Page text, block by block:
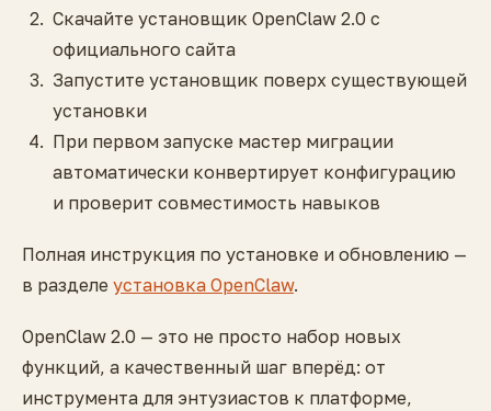
Скачайте установщик OpenClaw 2.0 с
официального сайта
Запустите установщик поверх существующей
установки
При первом запуске мастер миграции
автоматически конвертирует конфигурацию
и проверит совместимость навыков
Полная инструкция по установке и обновлению —
в разделе установка OpenClaw.
OpenClaw 2.0 — это не просто набор новых
функций, а качественный шаг вперёд: от
инструмента для энтузиастов к платформе,